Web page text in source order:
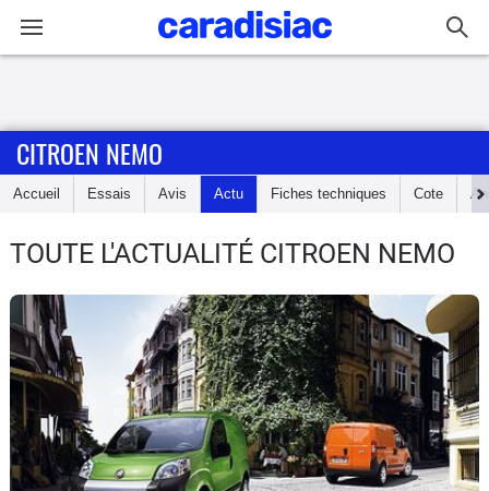
Accueil
Essais
Guide
d'achat
Electriques
Utilitaires
CITROEN NEMO
Accueil Essais Avis Actu Fiches techniques Cote
TOUTE L'ACTUALITÉ CITROEN NEMO